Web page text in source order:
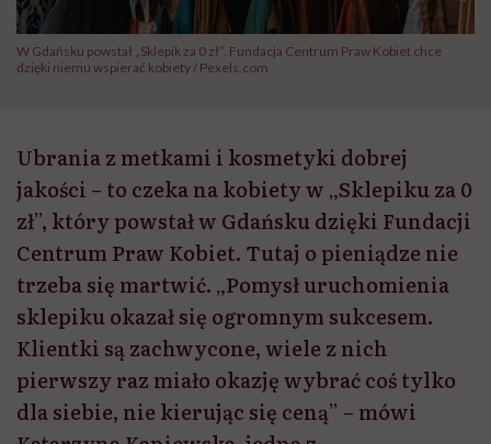
W Gdańsku powstał „Sklepik za 0 zł”. Fundacja Centrum Praw Kobiet chce
dzięki niemu wspierać kobiety / Pexels.com
Ubrania z metkami i kosmetyki dobrej
jakości – to czeka na kobiety w „Sklepiku za 0
zł”, który powstał w Gdańsku dzięki Fundacji
Centrum Praw Kobiet. Tutaj o pieniądze nie
trzeba się martwić. „Pomysł uruchomienia
sklepiku okazał się ogromnym sukcesem.
Klientki są zachwycone, wiele z nich
pierwszy raz miało okazję wybrać coś tylko
dla siebie, nie kierując się ceną” – mówi